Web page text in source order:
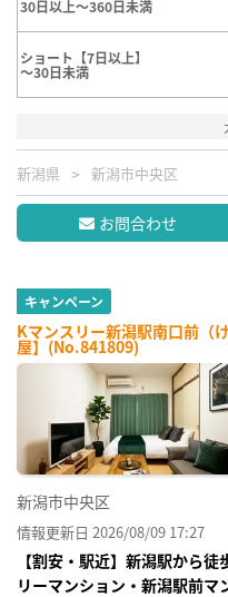
30日以上～360日未満
ショート【7日以上】
～30日未満
新潟県 新潟市中央区
お問合わせ
キャンペーン
Kマンスリー新潟駅南口前（
屋】(No.841809)
新潟市中央区
情報更新日 2026/08/09 17:27
【割安・駅近】新潟駅から
リーマンション・新潟駅前マ